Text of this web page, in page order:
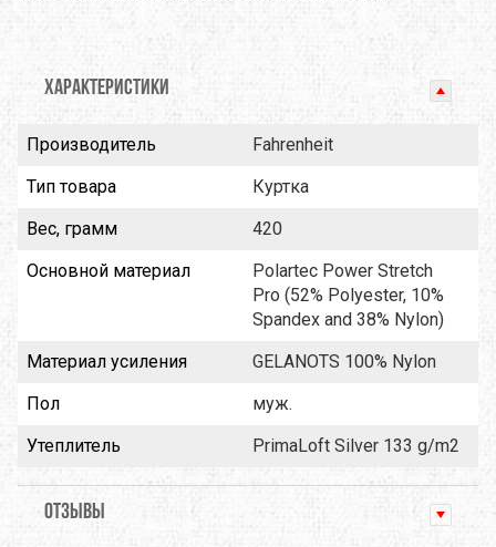
ХАРАКТЕРИСТИКИ
Производитель
Fahrenheit
Тип товара
Куртка
Вес, грамм
420
Основной материал
Polartec Power Stretch
Pro (52% Polyester, 10%
Spandex and 38% Nylon)
Материал усиления
GELANOTS 100% Nylon
Пол
муж.
Утеплитель
PrimaLoft Silver 133 g/m2
ОТЗЫВЫ